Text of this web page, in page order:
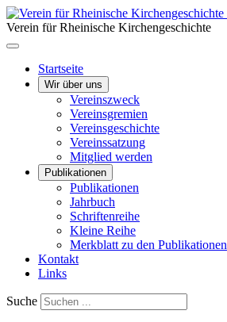
Verein für Rheinische Kirchengeschichte
Startseite
Wir über uns
Vereinszweck
Vereinsgremien
Vereinsgeschichte
Vereinssatzung
Mitglied werden
Publikationen
Publikationen
Jahrbuch
Schriftenreihe
Kleine Reihe
Merkblatt zu den Publikationen
Kontakt
Links
Suche